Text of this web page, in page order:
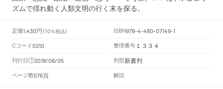
ズムで揺れ動く人類文明の行く末を探る。
定価1,430円 （10％税込） ISBN978-4-480-07149-1
Cコード0210 整理番号 １３３４
刊行日 2018/06/05 判型新書判
ページ数576頁 解説